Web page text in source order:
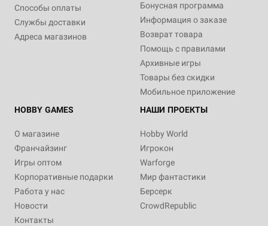
Способы оплаты
Службы доставки
Адреса магазинов
Бонусная программа
Информация о заказе
Возврат товара
Помощь с правилами
Архивные игры
Товары без скидки
Мобильное приложение
HOBBY GAMES
О магазине
Франчайзинг
Игры оптом
Корпоративные подарки
Работа у нас
Новости
Контакты
НАШИ ПРОЕКТЫ
Hobby World
Игрокон
Warforge
Мир фантастики
Берсерк
CrowdRepublic